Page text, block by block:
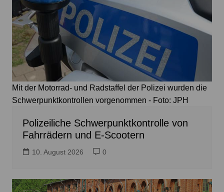
Mit der Motorrad- und Radstaffel der Polizei wurden die
Schwerpunktkontrollen vorgenommen - Foto: JPH
Polizeiliche Schwerpunktkontrolle von
Fahrrädern und E-Scootern
10. August 2026 0